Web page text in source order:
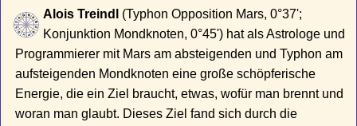
Alois Treindl
(Typhon Opposition Mars, 0°37';
Konjunktion Mondknoten, 0°45') hat als Astrologe und
Programmierer mit Mars am absteigenden und Typhon am
aufsteigenden Mondknoten eine große schöpferische
Energie, die ein Ziel braucht, etwas, wofür man brennt und
woran man glaubt. Dieses Ziel fand sich durch die